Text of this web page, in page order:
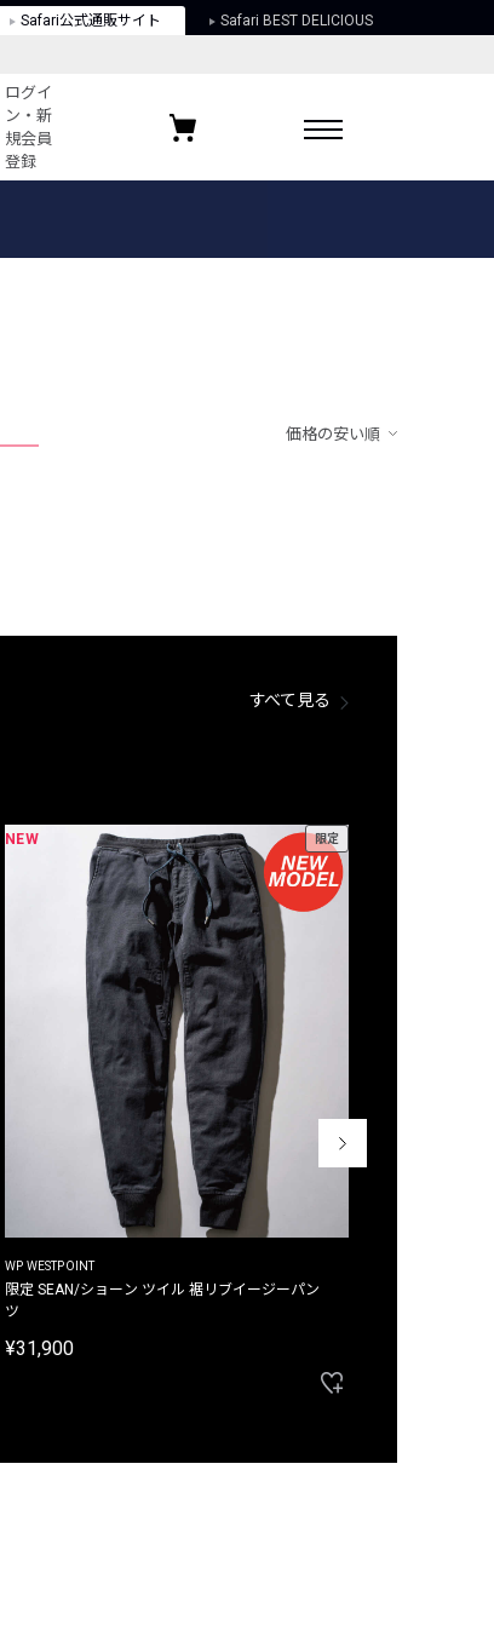
Safari公式通販サイト Safari BEST DELICIOUS
ログイ
ン・新
規会員
登録
お気に入りブランド
価格の安い順
すべて見る
NEW 限定
WP WESTPOINT
限定 SEAN/ショーン ツイル 裾リブイージーパン
ツ
¥31,900